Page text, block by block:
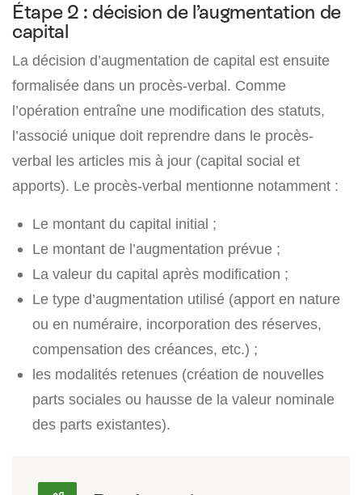
Étape 2 : décision de l’augmentation de
capital
La décision d’augmentation de capital est ensuite
formalisée dans un procès-verbal. Comme
l’opération entraîne une modification des statuts,
l’associé unique doit reprendre dans le procès-
verbal les articles mis à jour (capital social et
apports). Le procès-verbal mentionne notamment :
Le montant du capital initial ;
Le montant de l’augmentation prévue ;
La valeur du capital après modification ;
Le type d’augmentation utilisé (apport en nature
ou en numéraire, incorporation des réserves,
compensation des créances, etc.) ;
les modalités retenues (création de nouvelles
parts sociales ou hausse de la valeur nominale
des parts existantes).